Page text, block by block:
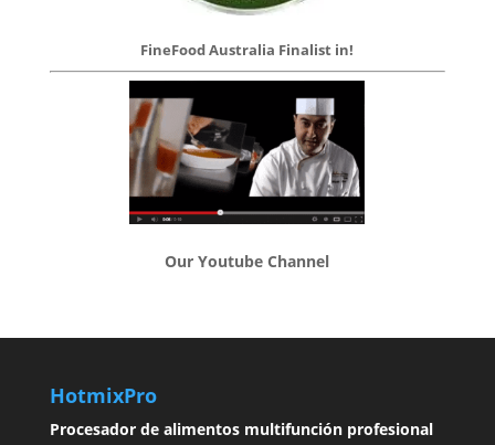
FineFood Australia Finalist in!
Our Youtube Channel
HotmixPro
Procesador de alimentos multifunción profesional